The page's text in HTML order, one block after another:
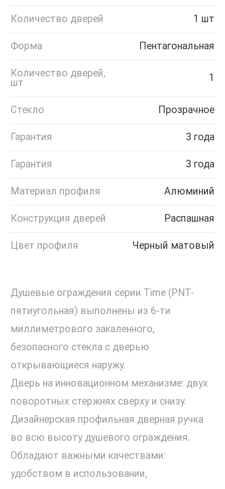
Количество дверей 1 шт
Форма Пентагональная
Количество дверей,
шт
1
Стекло Прозрачное
Гарантия 3 года
Гарантия 3 года
Материал профиля Алюминий
Конструкция дверей Распашная
Цвет профиля Черный матовый
Душевые ограждения серии Time (PNT-
пятиугольная) выполнены из 6-ти
миллиметрового закаленного,
безопасного стекла с дверью
открывающиеся наружу.
Дверь на инновационном механизме: двух
поворотных стержнях сверху и снизу.
Дизайнерская профильная дверная ручка
во всю высоту душевого ограждения.
Обладают важными качествами:
удобством в использовании,